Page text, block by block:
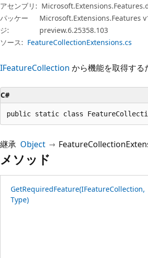
アセンブリ:
パッケー
ジ:
Microsoft.Extensions.Features
preview.6.25358.103
ソース: FeatureCollectionExtensions.cs
IFeatureCollection から機能を取得する
C#
public static class
継承 Object
メソッド
GetRequiredFeature(IFeatureCollection,
Type)